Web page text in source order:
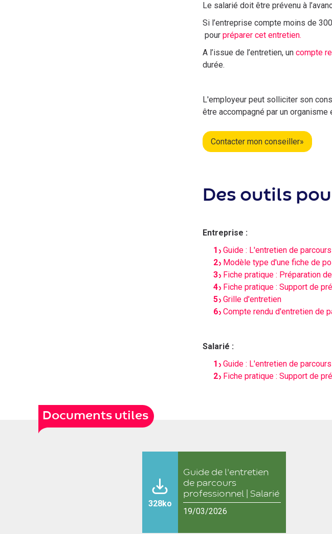
Le salarié doit être prévenu à
Si l’entreprise compte moins de
pour préparer cet entretien.
A l’issue de l’entretien, un compte
durée.
L'employeur peut solliciter son
être accompagné par un
Contacter mon conseiller»
Des outils
Entreprise :
Guide : L'entretien de
Modèle type d'une fiche de
Fiche pratique : Préparation
Fiche pratique : Support de
Grille d'entretien
Compte rendu d'entretien de
Salarié :
Guide : L'entretien de
Fiche pratique : Support de
Documents utiles
328ko
Guide de l'entretien
de parcours
professionnel | Salarié
19/03/2026